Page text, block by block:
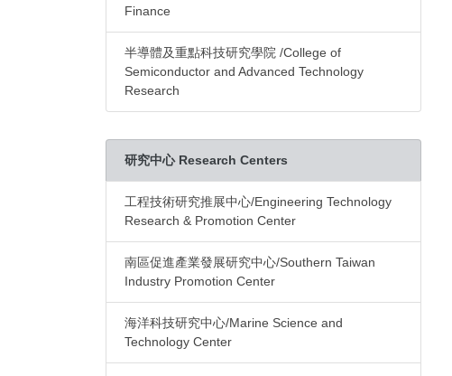
Finance
半導體及重點科技研究學院 /College of
Semiconductor and Advanced Technology
Research
研究中心 Research Centers
工程技術研究推展中心/Engineering Technology
Research & Promotion Center
南區促進產業發展研究中心/Southern Taiwan
Industry Promotion Center
海洋科技研究中心/Marine Science and
Technology Center